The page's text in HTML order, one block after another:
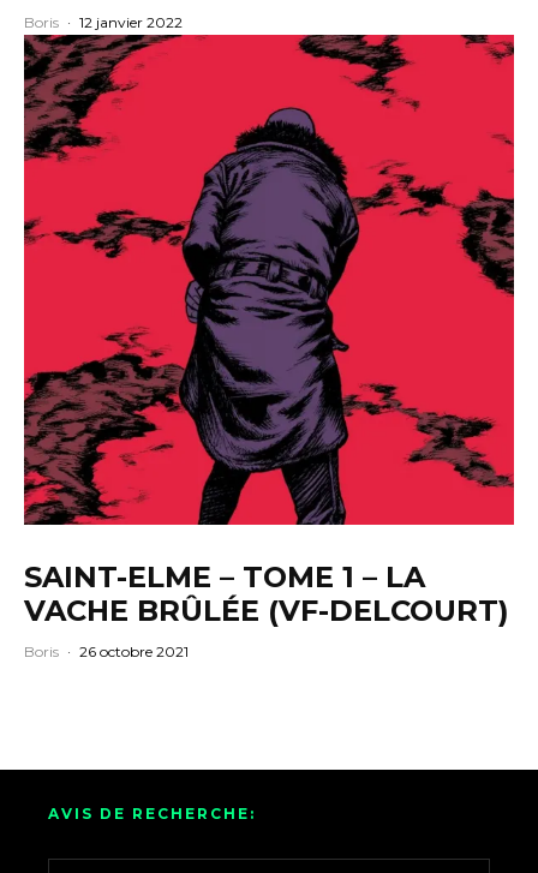
Boris · 12 janvier 2022
SAINT-ELME – TOME 1 – LA
VACHE BRÛLÉE (VF-DELCOURT)
Boris · 26 octobre 2021
AVIS DE RECHERCHE: